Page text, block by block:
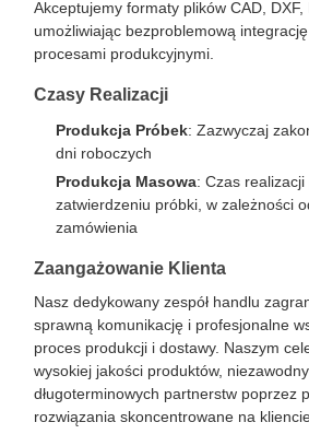
Akceptujemy formaty plików CAD, DXF,
umożliwiając bezproblemową
procesami produkcyjnymi.
Czasy Realizacji
Produkcja Próbek: Zazwyczaj
dni roboczych
Produkcja Masowa: Czas
zatwierdzeniu próbki, w zależności
zamówienia
Zaangażowanie Klienta
Nasz dedykowany zespół handlu
sprawną komunikację i profesjonalne
proces produkcji i dostawy. Naszym
wysokiej jakości produktów,
długoterminowych partnerstw poprzez
rozwiązania skoncentrowane na